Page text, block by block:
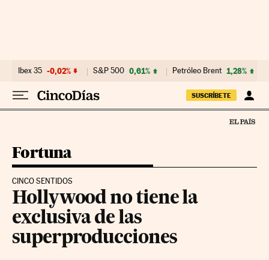
Ibex 35 -0,02% S&P 500 0,61% Petróleo Brent 1,28%
SUSCRÍBETE
Fortuna
CINCO SENTIDOS
Hollywood no tiene la
exclusiva de las
superproducciones